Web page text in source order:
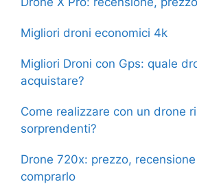
b
o
o
k
A
p
p
e
n
g
e
Migliori droni economici 4k
Migliori Droni con Gps: quale
acquistare?
Come realizzare con un drone
sorprendenti?
Drone 720x: prezzo,
comprarlo